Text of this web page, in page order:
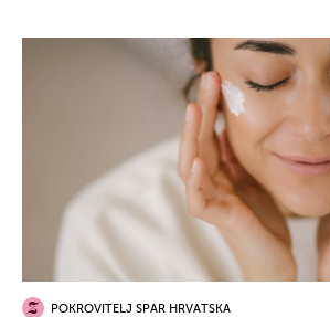
POKROVITELJ SPAR HRVATSKA